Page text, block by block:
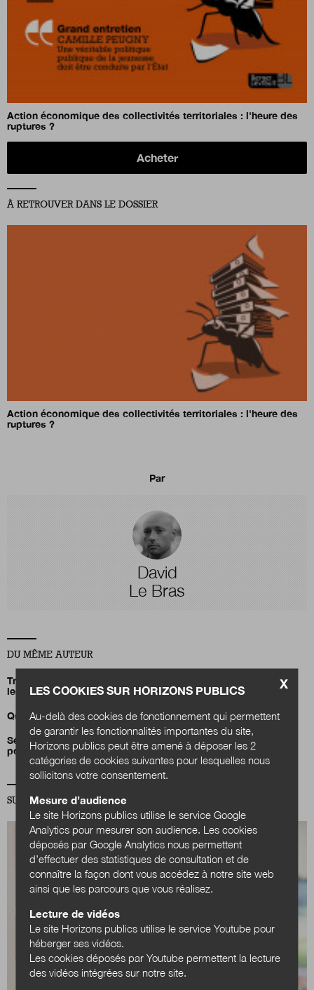
Action économique des collectivités territoriales : l'heure des
ruptures ?
Acheter
À RETROUVER DANS LE DOSSIER
Action économique des collectivités territoriales : l'heure des
ruptures ?
Par
David
Le Bras
DU MÊME AUTEUR
Transition écologique : pour un nouveau pacte entre l’État et
les collectivités !
Quand la bifurcation écologique bouscule l’action publique
Sébastien Miossec : «Faire du ZAN un projet d’aménagement
pour mon territoire»
SUR LA MÊME THÉMATIQUE ÉCONOMIE
X
LES COOKIES SUR HORIZONS PUBLICS
Au-delà des cookies de fonctionnement qui permettent
de garantir les fonctionnalités importantes du site,
Horizons publics peut être amené à déposer les 2
catégories de cookies suivantes pour lesquelles nous
sollicitons votre consentement.
Mesure d’audience
Le site Horizons publics utilise le service Google
Analytics pour mesurer son audience. Les cookies
déposés par Google Analytics nous permettent
d’effectuer des statistiques de consultation et de
connaître la façon dont vous accédez à notre site web
ainsi que les parcours que vous réalisez.
Lecture de vidéos
Le site Horizons publics utilise le service Youtube pour
héberger ses vidéos.
Les cookies déposés par Youtube permettent la lecture
des vidéos intégrées sur notre site.